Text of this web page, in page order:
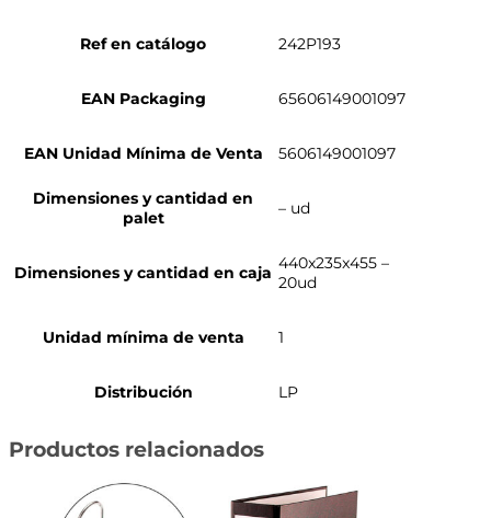
Ref en catálogo 242P193
EAN Packaging 65606149001097
EAN Unidad Mínima de Venta 5606149001097
Dimensiones y cantidad en
palet
– ud
Dimensiones y cantidad en caja 440x235x455 –
20ud
Unidad mínima de venta 1
Distribución LP
Productos relacionados